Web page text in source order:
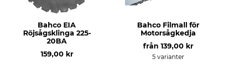
Bahco EIA
Röjsågsklinga 225-
20BA
159,00 kr
Bahco Filmall för
Motorsågkedja
från 139,00 kr
5 varianter